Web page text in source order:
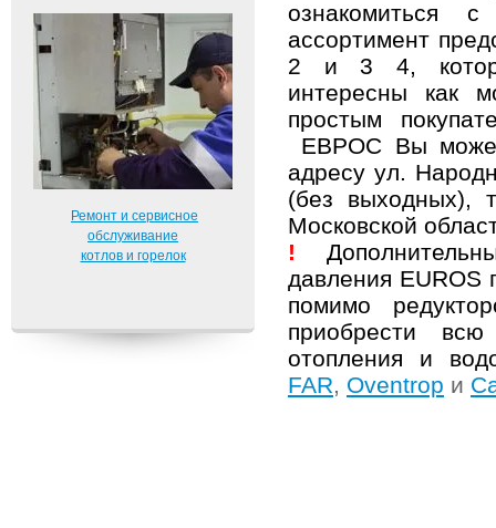
Ремонт и сервисное
обслуживание
котлов и горелок
ознакомиться
ассортимент
2 и 3 4,
интересны как
простым
ЕВРОС Вы
адресу ул.
(без выходных),
Московской
!
давления EUROS
помимо
приобрести
отопления и
FAR, Oventrop и